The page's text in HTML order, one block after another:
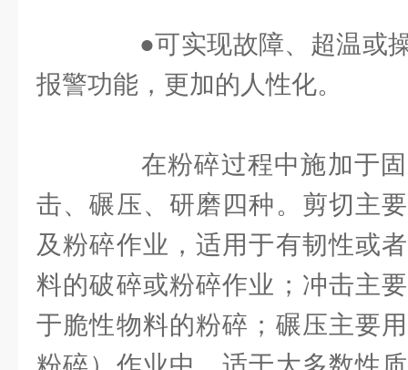
●可实现故障、超温或操
报警功能，更加的人性化。
在粉碎过程中施加于固
击、碾压、研磨四种。剪切主
及粉碎作业，适用于有韧性或
料的破碎或粉碎作业；冲击主
于脆性物料的粉碎；碾压主要